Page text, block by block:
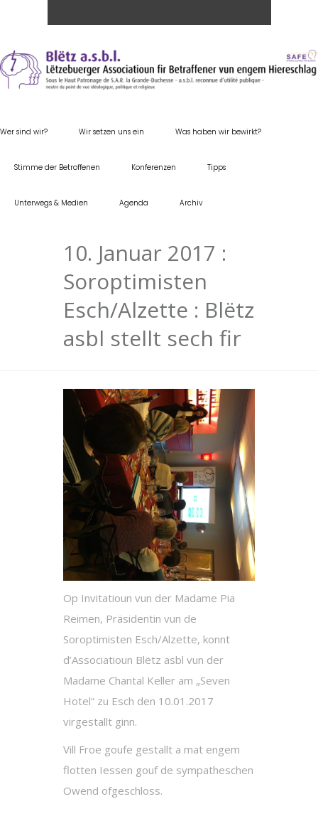
Wer sind wir? Wir setzen uns ein Was haben wir bewirkt?
Stimme der Betroffenen Konferenzen Tipps
Unterwegs & Medien Agenda Archiv
10. Januar 2017 :
Soroptimisten
Esch/Alzette : Blëtz
asbl stellt sech fir
Op Invitatioun vun der Madame Pia
Reimen, Präsidentin vun de
Soroptimisten Esch/Alzette, konnt
d’Associatioun Blëtz asbl vun der
Madame Chantal Keller am „Seven
Hotel“ zu Esch den 10.01.2017
virgestallt ginn.
Vill Froe goufe gestallt a mat engem
flotten Iessen gouf de sympatheschen
Owend ofgeschloss.